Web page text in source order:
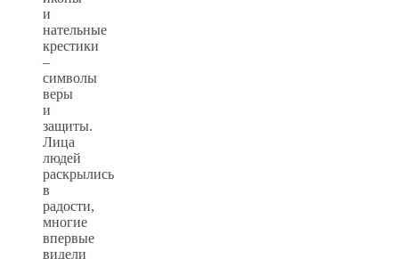
и
нательные
крестики
–
символы
веры
и
защиты.
Лица
людей
раскрылись
в
радости,
многие
впервые
видели